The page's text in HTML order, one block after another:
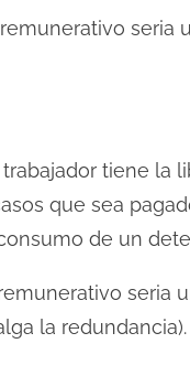
seria
tiene
que sea
de un
seria
la redundancia).